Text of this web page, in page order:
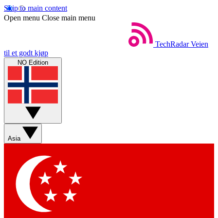
Skip to main content
Open menu Close main menu
TechRadar Veien
til et godt kjøp
NO Edition
Asia